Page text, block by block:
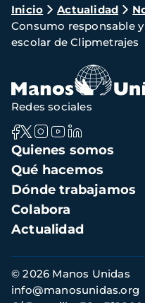
Ruta
de
navegación
Inicio Actualidad
Consumo responsable
escolar de Clipmetrajes
Navegación
principal
Quienes somos
Qué hacemos
Dónde trabajamos
Colabora
Actualidad
Redes sociales
Información
de
contacto
© 2026 Manos Unidas
info@manosunidas.org